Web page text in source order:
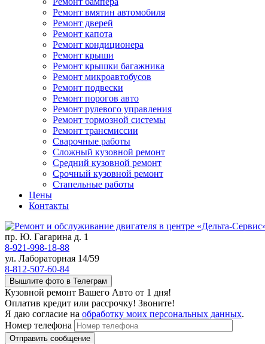
Ремонт вмятин автомобиля
Ремонт дверей
Ремонт капота
Ремонт кондиционера
Ремонт крыши
Ремонт крышки багажника
Ремонт микроавтобусов
Ремонт подвески
Ремонт порогов авто
Ремонт рулевого управления
Ремонт тормозной системы
Ремонт трансмиссии
Сварочные работы
Сложный кузовной ремонт
Средний кузовной ремонт
Срочный кузовной ремонт
Стапельные работы
Цены
Контакты
пр. Ю. Гагарина д. 1
8-921-998-18-88
ул. Лабораторная 14/59
8-812-507-60-84
Вышлите фото в Телеграм
Кузовной ремонт Вашего Авто от 1 дня!
Оплатив кредит или рассрочку! Звоните!
Я даю согласие на обработку моих персональных данных.
Номер телефона